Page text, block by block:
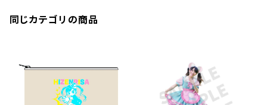
同じカテゴリの商品